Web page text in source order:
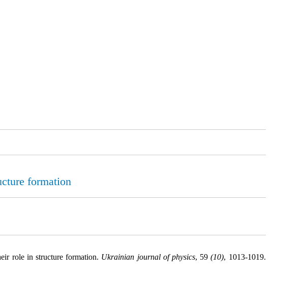
formation
role in structure formation. Ukrainian journal of physics, 59(10), 1013-1019.